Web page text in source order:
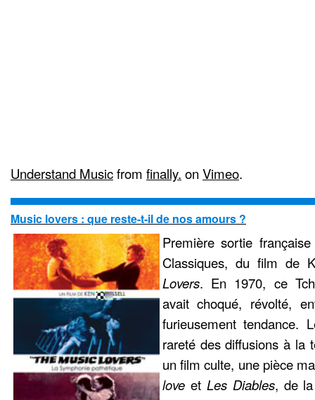
Understand Musicfrom finally. on Vimeo.
Music lovers : que reste-t-il de nos amours ?
Première sortie
Classiques, du film de
Lovers. En 1970, ce
avait choqué, révolté,
furieusement tendance.
rareté des diffusions à la
un film culte, une pièce
love et Les Diables, de la